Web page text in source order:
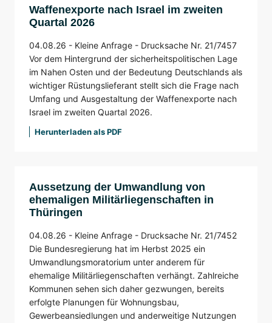
Waffenexporte nach Israel im zweiten
Quartal 2026
04.08.26 - Kleine Anfrage - Drucksache Nr. 21/7457
Vor dem Hintergrund der sicherheitspolitischen Lage
im Nahen Osten und der Bedeutung Deutschlands als
wichtiger Rüstungslieferant stellt sich die Frage nach
Umfang und Ausgestaltung der Waffenexporte nach
Israel im zweiten Quartal 2026.
Herunterladen als PDF
Aussetzung der Umwandlung von
ehemaligen Militärliegenschaften in
Thüringen
04.08.26 - Kleine Anfrage - Drucksache Nr. 21/7452
Die Bundesregierung hat im Herbst 2025 ein
Umwandlungsmoratorium unter anderem für
ehemalige Militärliegenschaften verhängt. Zahlreiche
Kommunen sehen sich daher gezwungen, bereits
erfolgte Planungen für Wohnungsbau,
Gewerbeansiedlungen und anderweitige Nutzungen